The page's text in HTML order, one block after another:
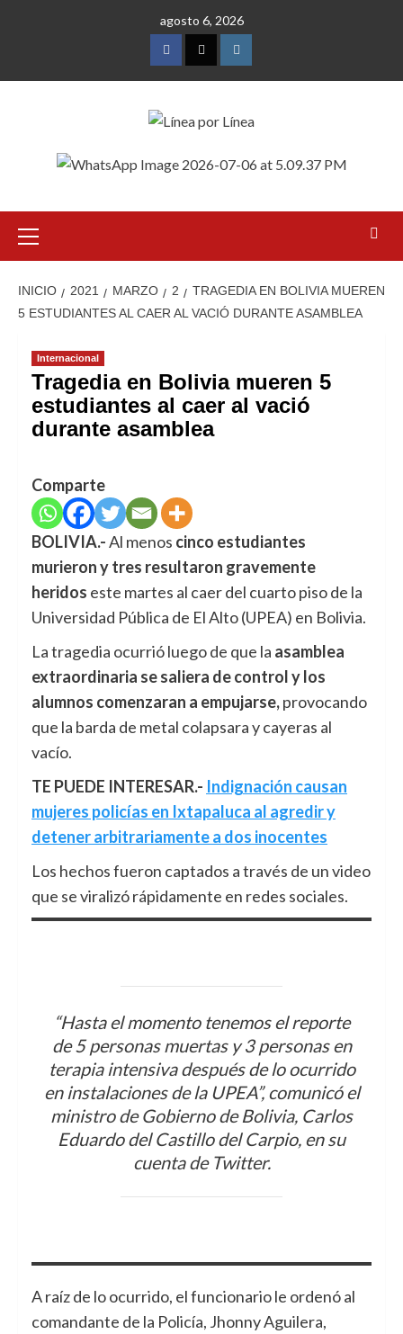
agosto 6, 2026
FacebookTwitterInstagram
primario
INICIO 2021 MARZO 2
TRAGEDIA EN BOLIVIA MUEREN
5 ESTUDIANTES AL CAER AL VACIÓ DURANTE ASAMBLEA
Internacional
Tragedia en Bolivia mueren 5
estudiantes al caer al vació
durante asamblea
Comparte
BOLIVIA.-Al menos cinco estudiantes
murieron y tres resultaron gravemente
heridos este martes al caer del cuarto piso de la
Universidad Pública de El Alto (UPEA) en Bolivia.
La tragedia ocurrió luego de que la asamblea
extraordinaria se saliera de control y los
alumnos comenzaran a empujarse,provocando
que la barda de metal colapsara y cayeras al
vacío.
TE PUEDE INTERESAR.- Indignación causan
mujeres policías en Ixtapaluca al agredir y
detener arbitrariamente a dos inocentes
Los hechos fueron captados a través de un video
que se viralizó rápidamente en redes sociales.
“Hasta el momento tenemos el reporte
de 5 personas muertas y 3 personas en
terapia intensiva después de lo ocurrido
en instalaciones de la UPEA”, comunicó el
ministro de Gobierno de Bolivia, Carlos
Eduardo del Castillo del Carpio, en su
cuenta de Twitter.
A raíz de lo ocurrido, el funcionario le ordenó al
comandante de la Policía, Jhonny Aguilera,